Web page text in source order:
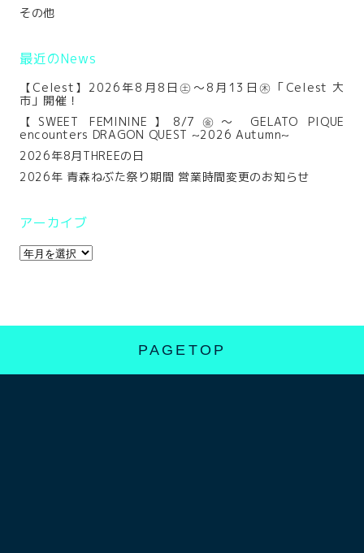
その他
最近のNews
【Celest】2026年8月8日㊏～8月13日㊍「Celest 大
市」開催！
【SWEET FEMININE】8/7㊎～ GELATO PIQUE
encounters DRAGON QUEST ~2026 Autumn~
2026年8月THREEの日
2026年 青森ねぶた祭り期間 営業時間変更のお知らせ
アーカイブ
PAGETOP